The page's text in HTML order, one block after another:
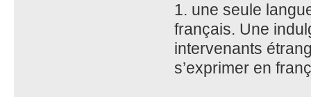
1. une seule
français. Une
intervenants
s’exprimer en